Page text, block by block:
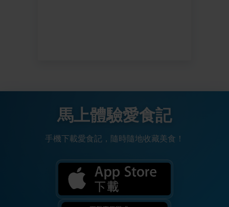
馬上體驗愛食記
手機下載愛食記，隨時隨地收藏美食！